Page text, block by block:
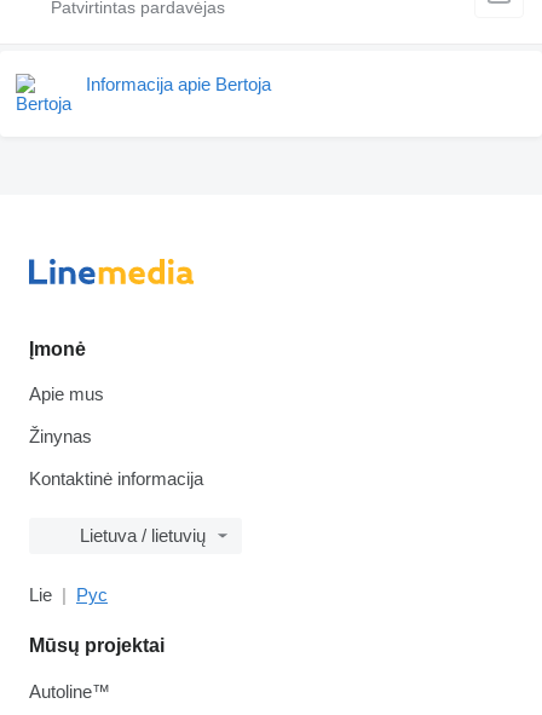
Informacija apie Bertoja
Įmonė
Apie mus
Žinynas
Kontaktinė informacija
Lietuva / lietuvių
Lie Рус
Mūsų projektai
Autoline™